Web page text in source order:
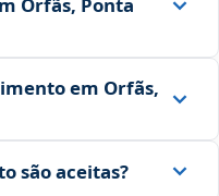
Orfãs, Ponta
em Orfãs,
são aceitas?